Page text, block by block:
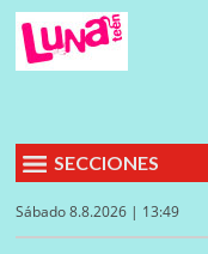
SECCIONES
Sábado 8.8.2026 | 13:49